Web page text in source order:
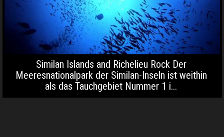
Similan Islands and Richelieu Rock Der
Meeresnationalpark der Similan-Inseln ist weithin
als das Tauchgebiet Nummer 1 i...